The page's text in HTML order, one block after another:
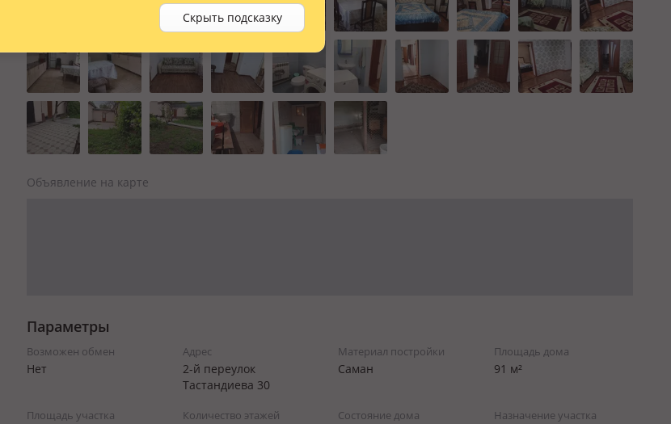
Скрыть подсказку
Объявление на карте
Параметры
Возможен обмен
Нет
Адрес
2-й переулок
Тастандиева 30
Материал постройки
Саман
Площадь дома
91 м²
Площадь участка Количество этажей Состояние дома Назначение участка